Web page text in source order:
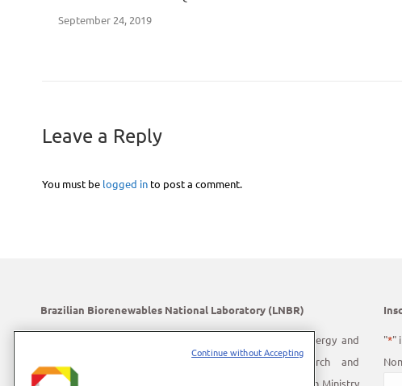
September 24, 2019
Leave a Reply
You must be logged in to post a comment.
Brazilian Biorenewables National Laboratory (LNBR)
LNBR is part of the Brazilian Center for Research in Energy and
Materials (CNPEM) – a private, non-profit, research and
development institution under supervision of the Brazilian Ministry
"*"
Continue without Accepting